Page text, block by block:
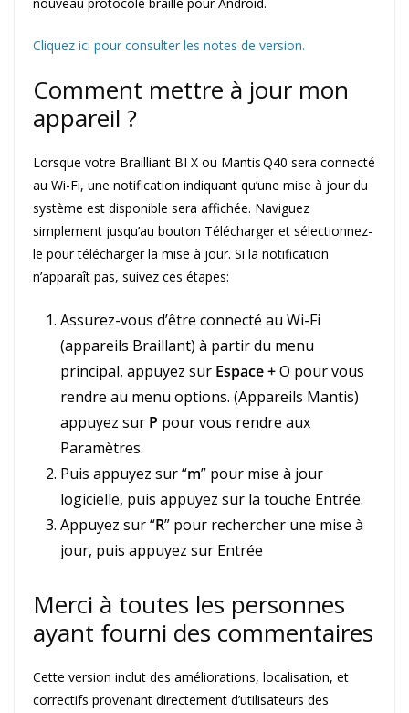
nouveau protocole braille pour Android.
Cliquez ici pour consulter les notes de version.
Comment mettre à jour mon
appareil ?
Lorsque votre Brailliant BI X ou Mantis Q40 sera connecté
au Wi-Fi, une notification indiquant qu’une mise à jour du
système est disponible sera affichée. Naviguez
simplement jusqu’au bouton Télécharger et sélectionnez-
le pour télécharger la mise à jour. Si la notification
n’apparaît pas, suivez ces étapes:
Assurez-vous d’être connecté au Wi-Fi
(appareils Braillant) à partir du menu
principal, appuyez sur Espace +O pour vous
rendre au menu options. (Appareils Mantis)
appuyez sur P pour vous rendre aux
Paramètres.
Puis appuyez sur “m” pour mise à jour
logicielle, puis appuyez sur la touche Entrée.
Appuyez sur “R” pour rechercher une mise à
jour, puis appuyez sur Entrée
Merci à toutes les personnes
ayant fourni des commentaires
Cette version inclut des améliorations, localisation, et
correctifs provenant directement d’utilisateurs des